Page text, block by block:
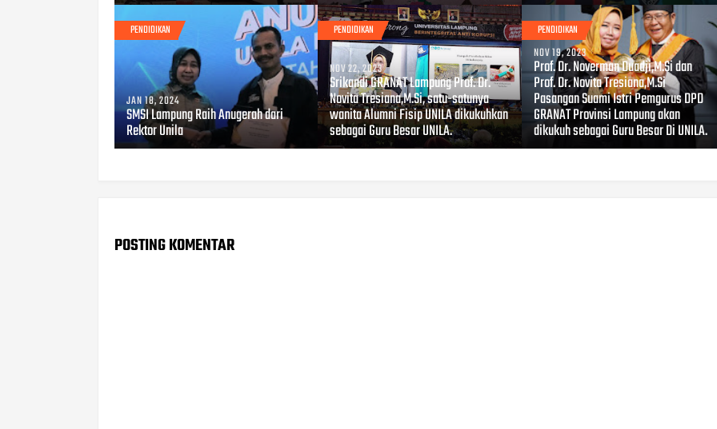
PENDIDIKAN
JAN 18, 2024
SMSI Lampung Raih Anugerah dari
Rektor Unila
PENDIDIKAN
NOV 22, 2023
Srikandi GRANAT Lampung Prof. Dr.
Novita Tresiana,M.Si, satu-satunya
wanita Alumni Fisip UNILA dikukuhkan
sebagai Guru Besar UNILA.
PENDIDIKAN
NOV 19, 2023
Prof. Dr. Noverman Duadji,M.Si dan
Prof. Dr. Novita Tresiana,M.Si
Pasangan Suami Istri Pemgurus DPD
GRANAT Provinsi Lampung akan
dikukuh sebagai Guru Besar Di UNILA.
POSTING KOMENTAR